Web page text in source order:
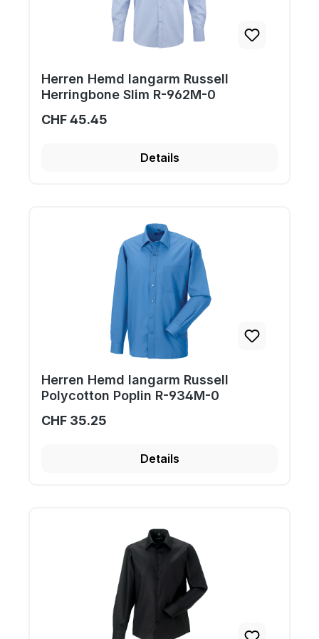
Herren Hemd langarm Russell
Herringbone Slim R-962M-0
CHF 45.45
Details
Herren Hemd langarm Russell
Polycotton Poplin R-934M-0
CHF 35.25
Details